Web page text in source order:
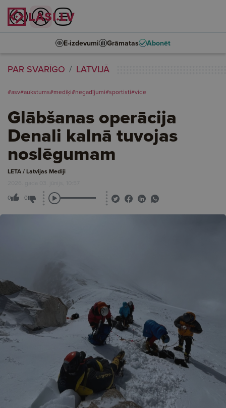
E-izdevumi Grāmatas Abonēt
PAR SVARĪGO LATVIJĀ
#asv#aukstums#mediķi#negadījumi#sportisti#vide
Glābšanas operācija
Denali kalnā tuvojas
noslēgumam
LETA / Latvijas Mediji
2026. gada 03. jūnijs, 10:57
0 0